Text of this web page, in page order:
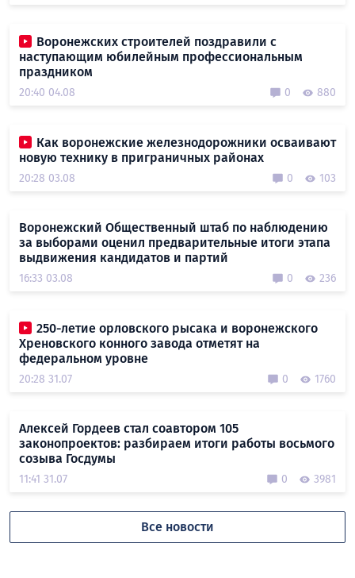
Воронежских строителей поздравили с
наступающим юбилейным профессиональным
праздником
20:40 04.08 0 880
Как воронежские железнодорожники осваивают
новую технику в приграничных районах
20:28 03.08 0 103
Воронежский Общественный штаб по наблюдению
за выборами оценил предварительные итоги этапа
выдвижения кандидатов и партий
16:33 03.08 0 236
250-летие орловского рысака и воронежского
Хреновского конного завода отметят на
федеральном уровне
20:28 31.07 0 1760
Алексей Гордеев стал соавтором 105
законопроектов: разбираем итоги работы восьмого
созыва Госдумы
11:41 31.07 0 3981
Все новости